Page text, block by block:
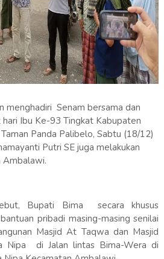
menghadiri Senam bersama dan
Ibu Ke-93 Tingkat Kabupaten
Panda Palibelo, Sabtu (18/12)
Putri SE juga melakukan
Ambalawi.
Bupati Bima secara khusus
pribadi masing-masing senilai
Masjid At Taqwa dan Masjid
Nipa di Jalan lintas Bima-Wera di